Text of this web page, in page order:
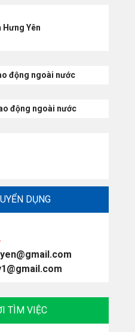
Hưng Yên
động ngoài nước
động ngoài nước
DỤNG
TÌM VIỆC